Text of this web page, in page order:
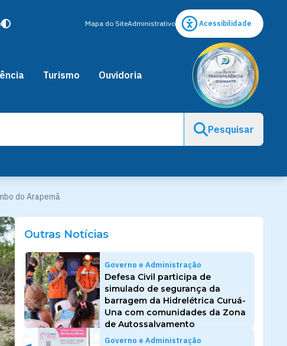
Mapa do SiteAdministrativo Acessibilidade
Turismo Ouvidoria
Pesquisar
do Arapemã
Outras Notícias
Governo e Administração
Defesa Civil participa de
simulado de segurança da
barragem da Hidrelétrica Curuá-
Una com comunidades da Zona
de Autossalvamento
Governo e Administração